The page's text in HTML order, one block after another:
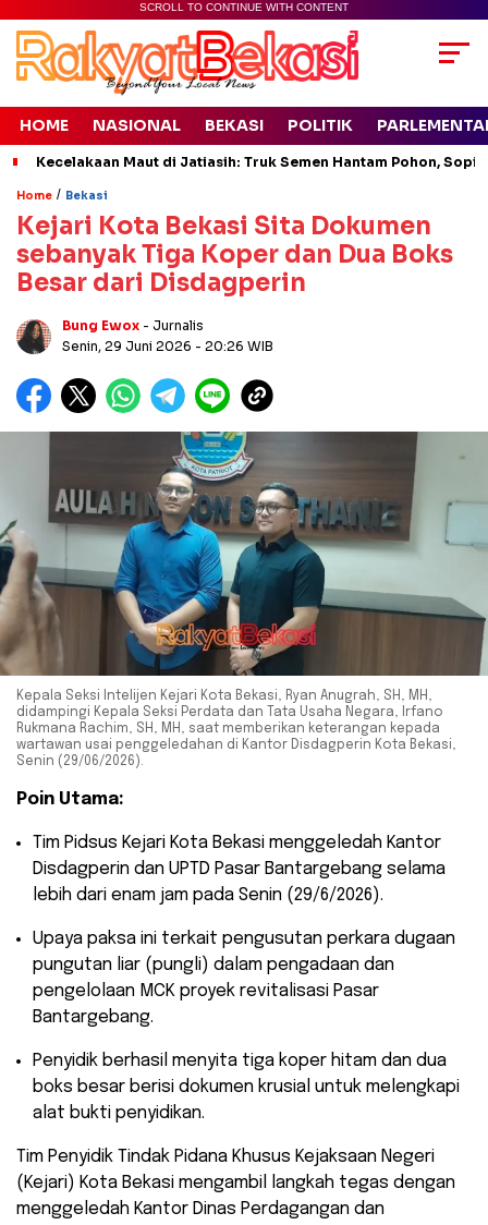
SCROLL TO CONTINUE WITH CONTENT
HOME NASIONAL BEKASI POLITIK
Kecelakaan Maut di Jatiasih: Truk Semen Hantam Pohon,
Home / Bekasi
Kejari Kota Bekasi Sita Dokumen
sebanyak Tiga Koper dan Dua Boks
Besar dari Disdagperin
Bung Ewox - Jurnalis
Senin, 29 Juni 2026 - 20:26 WIB
Kepala Seksi Intelijen Kejari Kota Bekasi, Ryan Anugrah, SH, MH,
didampingi Kepala Seksi Perdata dan Tata Usaha Negara, Irfano
Rukmana Rachim, SH, MH, saat memberikan keterangan kepada
wartawan usai penggeledahan di Kantor Disdagperin Kota Bekasi,
Senin (29/06/2026).
Poin Utama:
​Tim Pidsus Kejari Kota Bekasi menggeledah Kantor
Disdagperin dan UPTD Pasar Bantargebang selama
lebih dari enam jam pada Senin (29/6/2026).
​Upaya paksa ini terkait pengusutan perkara dugaan
pungutan liar (pungli) dalam pengadaan dan
pengelolaan MCK proyek revitalisasi Pasar
Bantargebang.
​Penyidik berhasil menyita tiga koper hitam dan dua
boks besar berisi dokumen krusial untuk melengkapi
alat bukti penyidikan.
​Tim Penyidik Tindak Pidana Khusus Kejaksaan Negeri
(Kejari) Kota Bekasi mengambil langkah tegas dengan
menggeledah Kantor Dinas Perdagangan dan